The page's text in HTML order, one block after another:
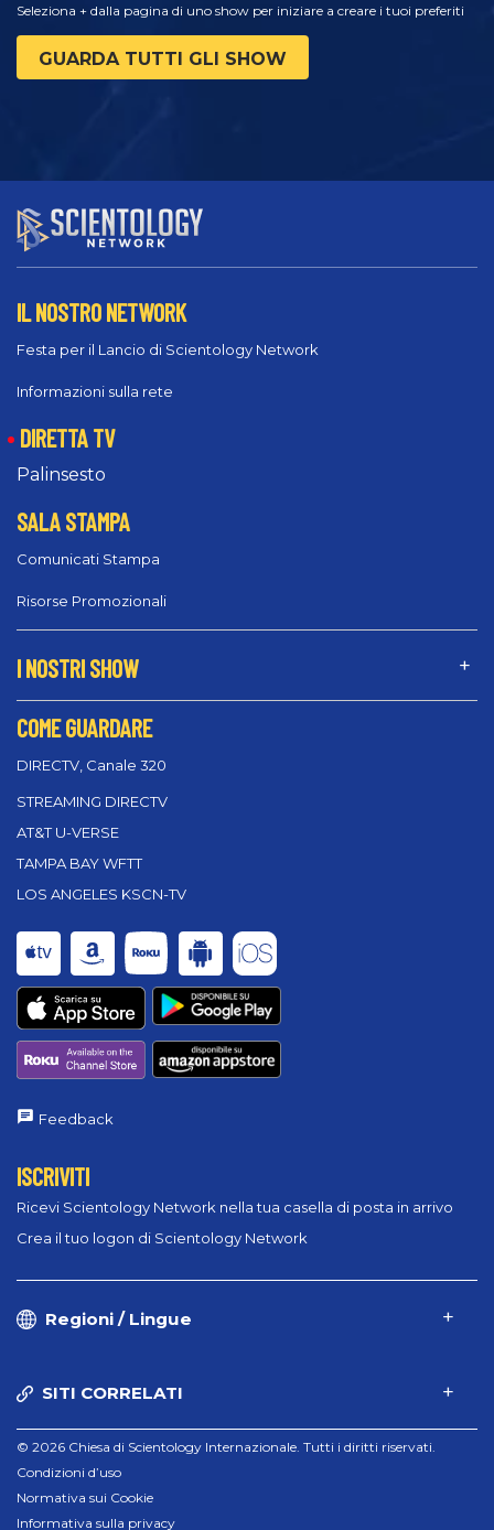
Seleziona + dalla pagina di uno show per iniziare a creare i tuoi preferiti
GUARDA TUTTI GLI SHOW
IL NOSTRO NETWORK
Festa per il Lancio di Scientology Network
Informazioni sulla rete
DIRETTA TV
Palinsesto
SALA STAMPA
Comunicati Stampa
Risorse Promozionali
I NOSTRI SHOW
COME GUARDARE
DIRECTV, Canale 320
STREAMING DIRECTV
AT&T U-VERSE
TAMPA BAY WFTT
LOS ANGELES KSCN-TV
Feedback
ISCRIVITI
Ricevi Scientology Network nella tua casella di posta in arrivo
Crea il tuo logon di Scientology Network
Regioni / Lingue
SITI CORRELATI
© 2026 Chiesa di Scientology Internazionale. Tutti i diritti riservati.
Condizioni d’uso
Normativa sui Cookie
Informativa sulla privacy